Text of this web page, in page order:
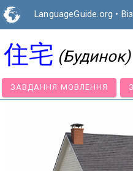
LanguageGuide.org •
住宅 (Будинок)
ЗАВДАННЯ МОВЛЕННЯ